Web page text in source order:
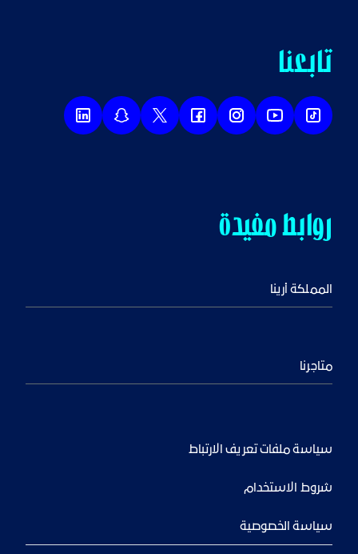
روابط مفيدة
المملكة أرينا
متاجرنا
تابعنا
سياسة ملفات تعريف الارتباط
شروط الاستخدام
سياسة الخصوصية